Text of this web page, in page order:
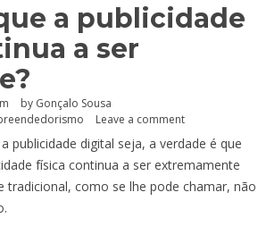
a publicidade
a ser
by Gonçalo Sousa
Leave a comment
publicidade digital seja, a verdade é que
física continua a ser extremamente
tradicional, como se lhe pode chamar, não